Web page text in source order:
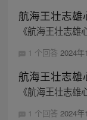
航海王壮志雄
《航海王壮志雄
1 个回答 2024
航海王壮志雄
《航海王壮志雄
1 个回答 2024